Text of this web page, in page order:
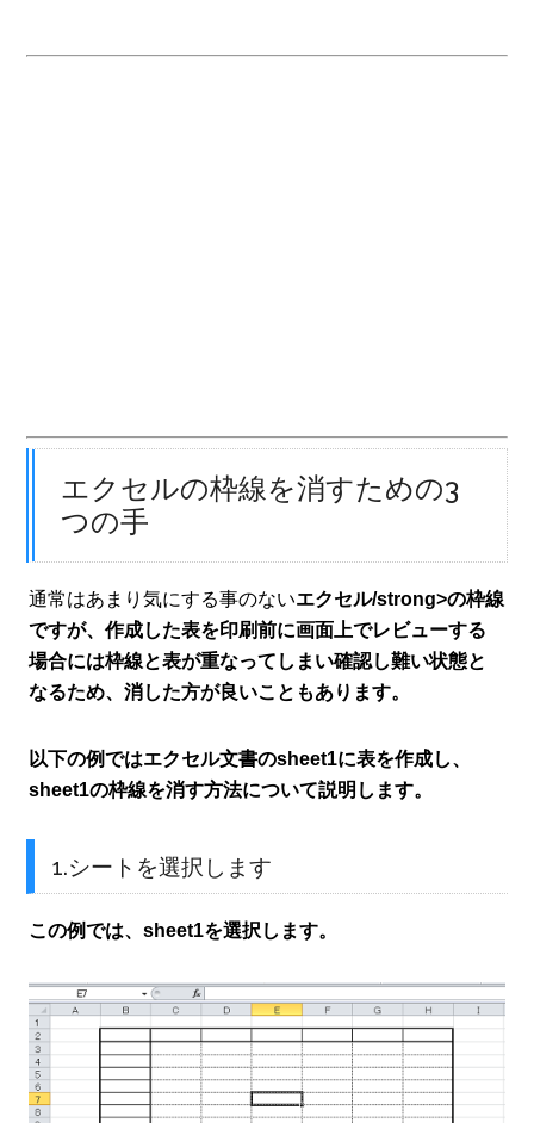
エクセルの枠線を消すための3
つの手
通常はあまり気にする事のないエクセル/strong>の枠線
ですが、作成した表を印刷前に画面上でレビューする
場合には枠線と表が重なってしまい確認し難い状態と
なるため、消した方が良いこともあります。
以下の例ではエクセル文書のsheet1に表を作成し、
sheet1の枠線を消す方法について説明します。
1.シートを選択します
この例では、sheet1を選択します。